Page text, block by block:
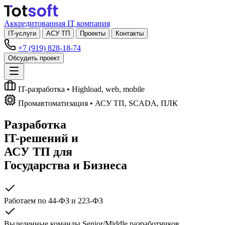
Аккредитованная IT компания
IT-услуги АСУ ТП Проекты Контакты
+7 (919) 828-18-74
Обсудить проект
IT-разработка • Highload, web, mobile
Промавтоматизация • АСУ ТП, SCADA, ПЛК
Разработка
IT-решений и
АСУ ТП для
Государства и Бизнеса
Работаем по 44-ФЗ и 223-ФЗ